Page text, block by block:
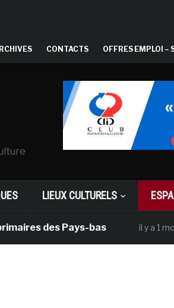
CONTACTS OFFRES EMPLOI –
LIEUX CULTURELS
des Pays-bas il y a 1 mois